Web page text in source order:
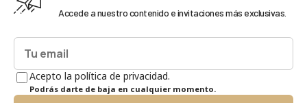
Accede a nuestro contenido e invitaciones más exclusivas.
Acepto la política de privacidad.
Podrás darte de baja en cualquier momento.